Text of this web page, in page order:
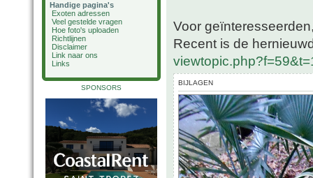
Handige pagina's
Exoten adressen
Veel gestelde vragen
Hoe foto's uploaden
Richtlijnen
Disclaimer
Link naar ons
Links
SPONSORS
Voor
Recent is de
BIJLAGEN